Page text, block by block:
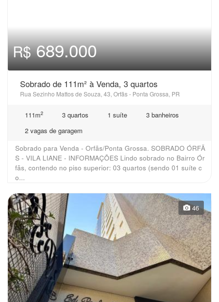
R$689.000
Sobrado de 111m² à Venda, 3 quartos
Rua Sezinho Mattos de Souza, 43, Orfãs - Ponta Grossa, PR
111m2 3 quartos 1 suíte
3 banheiros
2 vagas de garagem
Sobrado para Venda - Orfãs/Ponta Grossa. SOBRADO ÓRFÃ
S - VILA LIANE - INFORMAÇÕES Lindo sobrado no Bairro Ór
fãs, contendo no piso superior: 03 quartos (sendo 01 suíte c
o...
46